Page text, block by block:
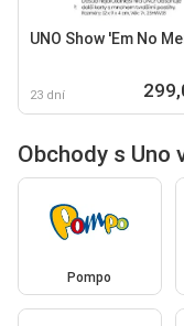
UNO Show 'Em No
23 dní
Obchody s Uno
Pompo